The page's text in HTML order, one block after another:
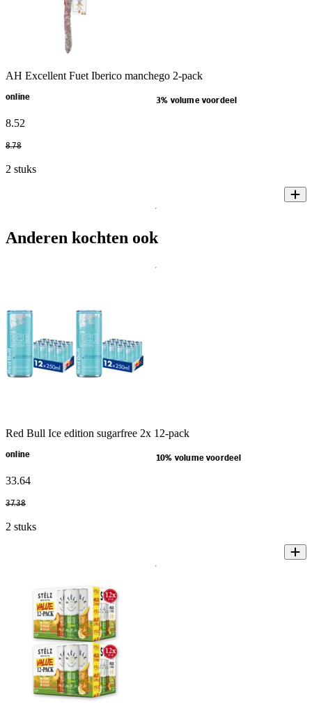
AH Excellent Fuet Iberico manchego 2-pack
online 3% volume voordeel
8.52
8.78
2 stuks
Anderen kochten ook
Red Bull Ice edition sugarfree 2x 12-pack
online 10% volume voordeel
33.64
37.38
2 stuks